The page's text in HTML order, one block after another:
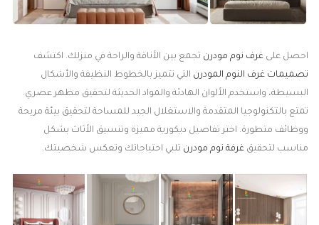
احصل على غرف نوم مودرن تجمع بين الأناقة والراحة في منزلك. اكتشف
تصميمات غرف النوم المودرن التي تتميز بالخطوط النظيفة والأشكال
البسيطة، واستخدم الألوان الهادئة والمواد الحديثة لتحقيق مظهر عصري.
تمتع بالتكنولوجيا المتقدمة والاستغلال الجيد للمساحة لتحقيق بيئة مريحة
ووظائف متطورة. اختر تفاصيل ديكورية مميزة وتنسيق الأثاث بشكل
مناسب لتحقيق غرفة نوم مودرن تلبي احتياجاتك وتعكس شخصيتك.